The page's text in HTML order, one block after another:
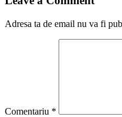
Adresa ta de email nu va fi
Comentariu *